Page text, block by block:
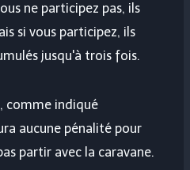
ne participez pas, ils
si vous participez, ils
jusqu'à trois fois.
comme indiqué
aucune pénalité pour
partir avec la caravane.